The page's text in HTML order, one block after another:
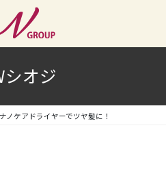
シオジ
ノケアドライヤーでツヤ髪に！